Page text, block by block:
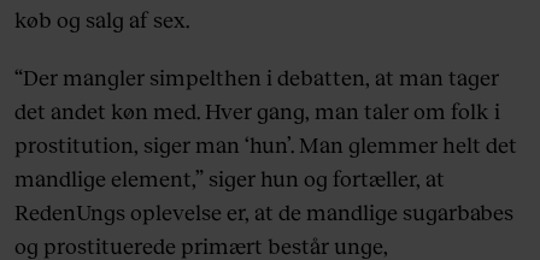
køb og salg af sex.
“Der mangler simpelthen i debatten, at man tager
det andet køn med. Hver gang, man taler om folk i
prostitution, siger man ‘hun’. Man glemmer helt det
mandlige element,” siger hun og fortæller, at
RedenUngs oplevelse er, at de mandlige sugarbabes
og prostituerede primært består unge,